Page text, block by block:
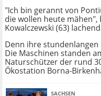
"Ich bin gerannt von
die wollen heute
Kowalczewski (63)
Denn ihre
Die Maschinen standen
Naturschützer der rund
Ökostation Borna-
SACHSEN